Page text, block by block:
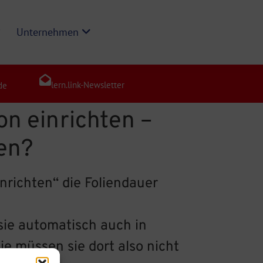
Unternehmen
lern.link-Newsletter
einrichten –
die Foliendauer
automatisch auch in
müssen sie dort also nicht